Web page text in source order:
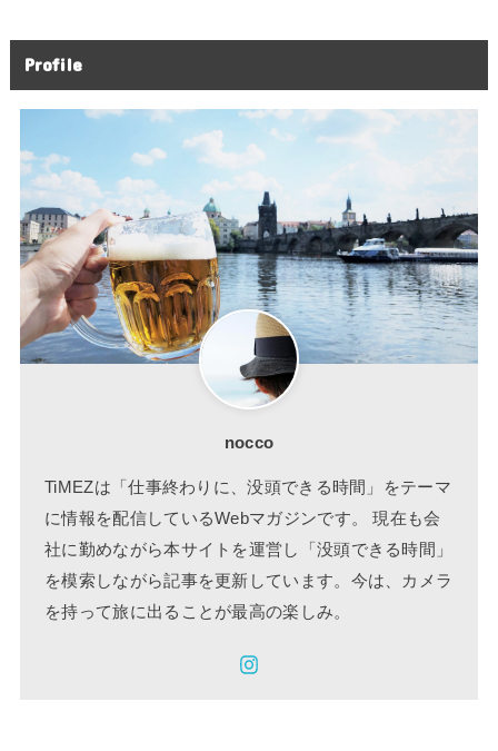
Profile
nocco
TiMEZは「仕事終わりに、没頭できる時間」をテーマ
に情報を配信しているWebマガジンです。 現在も会
社に勤めながら本サイトを運営し「没頭できる時間」
を模索しながら記事を更新しています。今は、カメラ
を持って旅に出ることが最高の楽しみ。